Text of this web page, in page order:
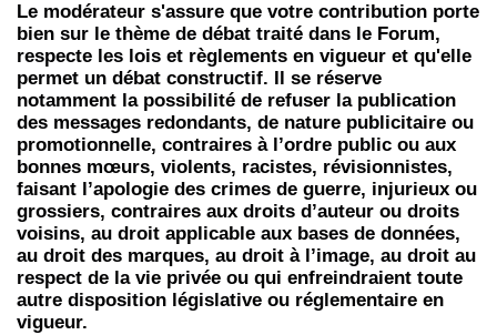
Le modérateur s'assure que votre contribution porte
bien sur le thème de débat traité dans le Forum,
respecte les lois et règlements en vigueur et qu'elle
permet un débat constructif. Il se réserve
notamment la possibilité de refuser la publication
des messages redondants, de nature publicitaire ou
promotionnelle, contraires à l’ordre public ou aux
bonnes mœurs, violents, racistes, révisionnistes,
faisant l’apologie des crimes de guerre, injurieux ou
grossiers, contraires aux droits d’auteur ou droits
voisins, au droit applicable aux bases de données,
au droit des marques, au droit à l’image, au droit au
respect de la vie privée ou qui enfreindraient toute
autre disposition législative ou réglementaire en
vigueur.